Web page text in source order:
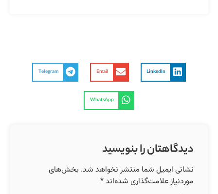
LinkedIn
Email
Telegram
WhatsApp
دیدگاهتان را بنویسید
نشانی ایمیل شما منتشر نخواهد شد. بخش‌های
موردنیاز علامت‌گذاری شده‌اند*